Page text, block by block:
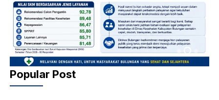
Popular Post